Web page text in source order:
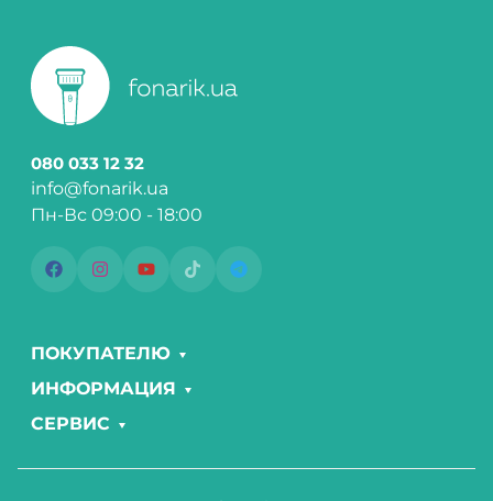
080 033 12 32
info@fonarik.ua
Пн-Вс 09:00 - 18:00
ПОКУПАТЕЛЮ
ИНФОРМАЦИЯ
СЕРВИС